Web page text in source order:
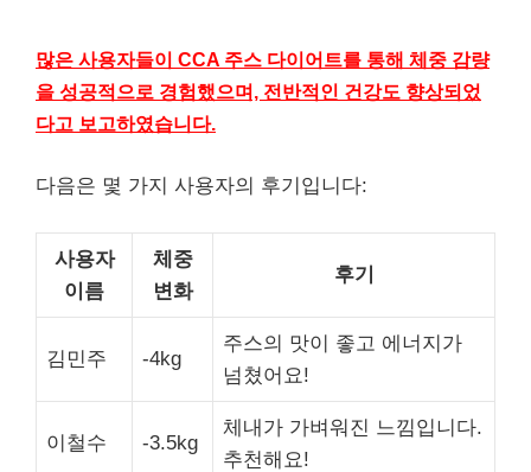
많은 사용자들이 CCA 주스 다이어트를 통해 체중 감량
을 성공적으로 경험했으며, 전반적인 건강도 향상되었
다고 보고하였습니다.
다음은 몇 가지 사용자의 후기입니다:
사용자
이름
체중
변화
후기
김민주 -4kg
주스의 맛이 좋고 에너지가
넘쳤어요!
이철수 -3.5kg
체내가 가벼워진 느낌입니다.
추천해요!